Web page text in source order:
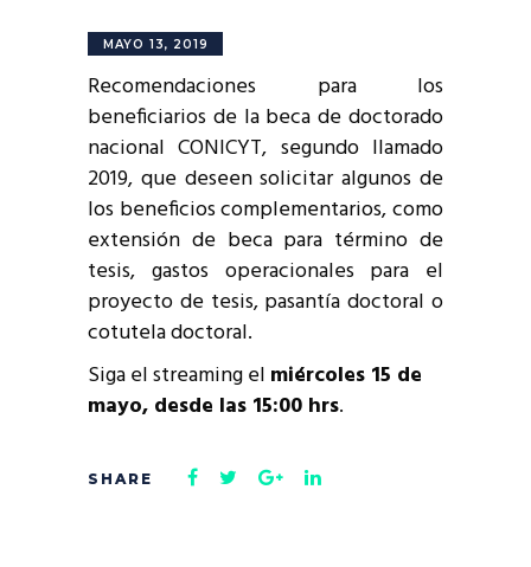
MAYO 13, 2019
Recomendaciones para los
beneficiarios de la beca de doctorado
nacional CONICYT, segundo llamado
2019, que deseen solicitar algunos de
los beneficios complementarios, como
extensión de beca para término de
tesis, gastos operacionales para el
proyecto de tesis, pasantía doctoral o
cotutela doctoral.
Siga el streaming el miércoles 15 de
mayo, desde las 15:00 hrs.